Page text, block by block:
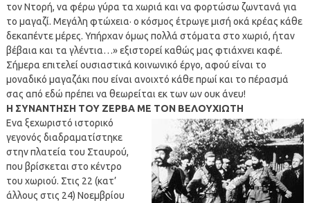
τον Ντορή, να φέρω γύρα τα χωριά και να φορτώσω ζωντανά για
το μαγαζί. Μεγάλη φτώχεια· ο κόσμος έτρωγε μισή οκά κρέας κάθε
δεκαπέντε μέρες. Υπήρχαν όμως πολλά στόματα στο χωριό, ήταν
βέβαια και τα γλέντια…» εξιστορεί καθώς μας φτιάχνει καφέ.
Σήμερα επιτελεί ουσιαστικά κοινωνικό έργο, αφού είναι το
μοναδικό μαγαζάκι που είναι ανοιχτό κάθε πρωί και το πέρασμά
σας από εδώ πρέπει να θεωρείται εκ των ων ουκ άνευ!
Η ΣΥΝΑΝΤΗΣΗ ΤΟΥ ΖΕΡΒΑ ΜΕ ΤΟΝ ΒΕΛΟΥΧΙΩΤΗ
Ενα ξεχωριστό ιστορικό
γεγονός διαδραματίστηκε
στην πλατεία του Σταυρού,
που βρίσκεται στο κέντρο
του χωριού. Στις 22 (κατ’
άλλους στις 24) Νοεμβρίου